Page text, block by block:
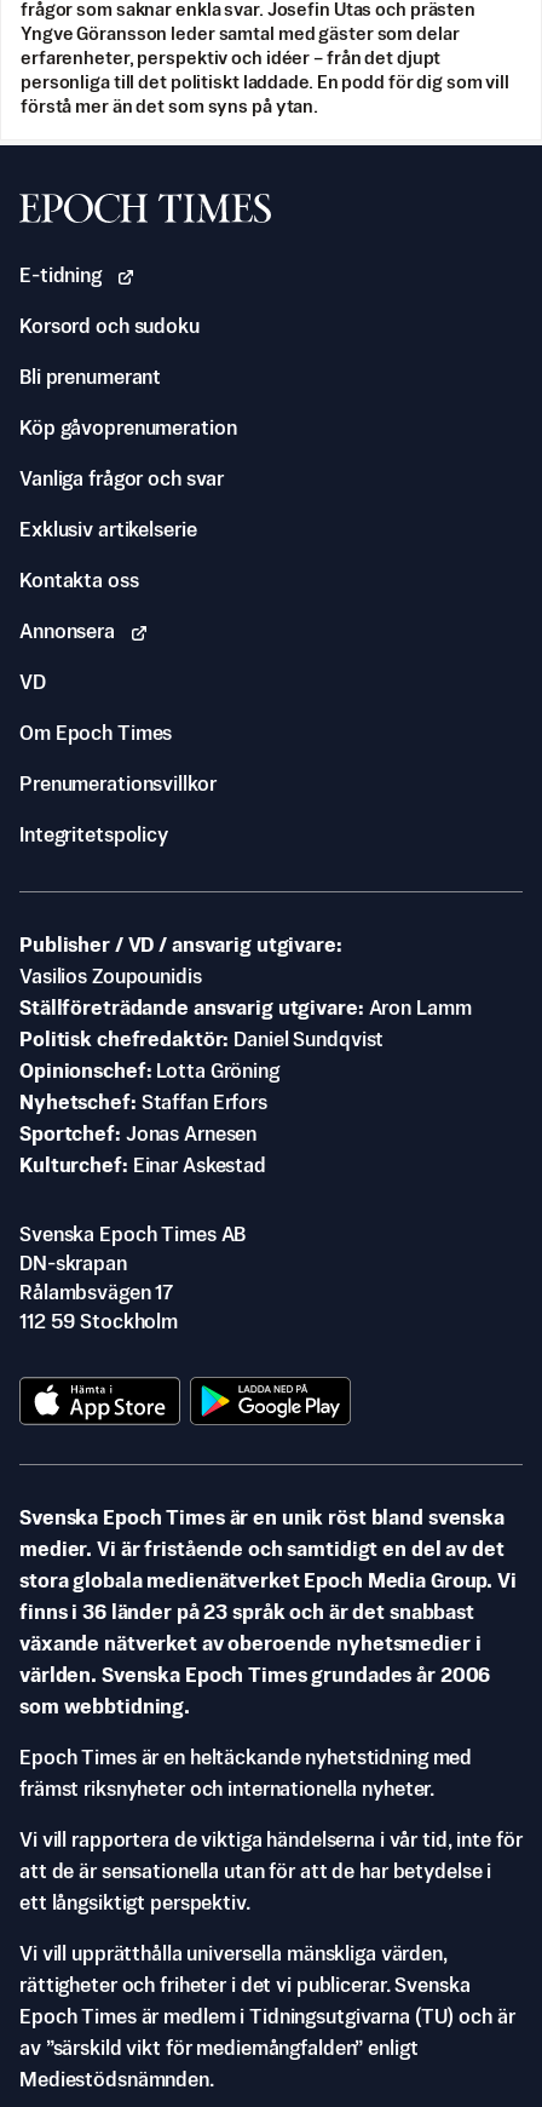
frågor som saknar enkla svar. Josefin Utas och prästen
Yngve Göransson leder samtal med gäster som delar
erfarenheter, perspektiv och idéer – från det djupt
personliga till det politiskt laddade. En podd för dig som vill
förstå mer än det som syns på ytan.
Svenska Epoch Times
E-tidning
Korsord och sudoku
Bli prenumerant
Köp gåvoprenumeration
Vanliga frågor och svar
Exklusiv artikelserie
Kontakta oss
Annonsera
VD
Om Epoch Times
Prenumerationsvillkor
Integritetspolicy
Publisher / VD / ansvarig utgivare
Vasilios Zoupounidis
Ställföreträdande ansvarig utgivare Aron Lamm
Politisk chefredaktör
Daniel Sundqvist
Opinionschef
Lotta Gröning
Nyhetschef Staffan Erfors
Sportchef Jonas Arnesen
Kulturchef
Einar Askestad
Svenska Epoch Times AB
DN-skrapan
Rålambsvägen 17
112 59 Stockholm
Svenska Epoch Times är en unik röst bland svenska
medier. Vi är fristående och samtidigt en del av det
stora globala medienätverket Epoch Media Group. Vi
finns i 36 länder på 23 språk och är det snabbast
växande nätverket av oberoende nyhetsmedier i
världen. Svenska Epoch Times grundades år 2006
som webbtidning.
Epoch Times är en heltäckande nyhetstidning med
främst riksnyheter och internationella nyheter.
Vi vill rapportera de viktiga händelserna i vår tid, inte för
att de är sensationella utan för att de har betydelse i
ett långsiktigt perspektiv.
Vi vill upprätthålla universella mänskliga värden,
rättigheter och friheter i det vi publicerar. Svenska
Epoch Times är medlem i Tidningsutgivarna (TU) och är
av ”särskild vikt för mediemångfalden” enligt
Mediestödsnämnden.